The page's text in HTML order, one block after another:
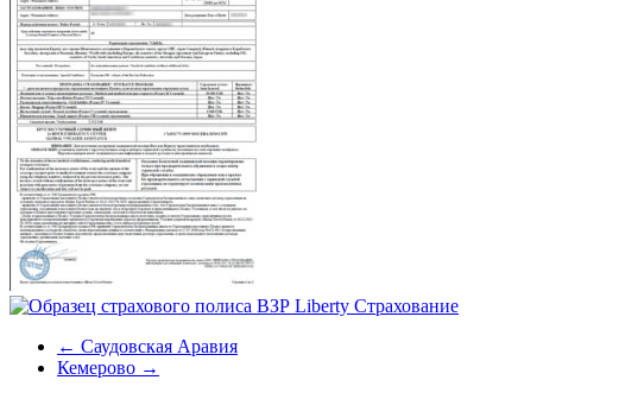
← Саудовская Аравия
Кемерово →